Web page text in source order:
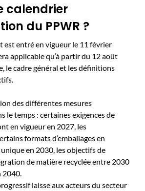
calendrier
du PPWR ?
est entré en vigueur le 11 février
applicable qu’à partir du 12 août
le cadre général et les définitions
des différentes mesures
le temps : certaines exigences de
en vigueur en 2027, les
formats d’emballages en
en 2030, les objectifs de
de matière recyclée entre 2030
2040.
laisse aux acteurs du secteur